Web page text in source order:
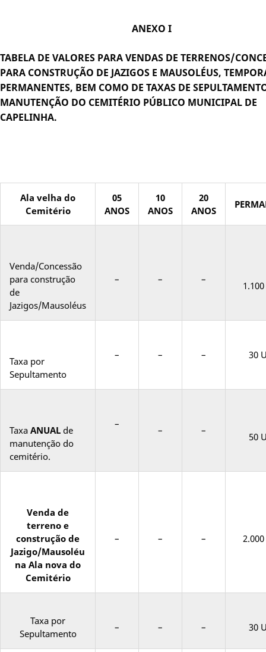
ANEXO I
TABELA DE VALORES PARA VENDAS DE TERRENOS/
PARA CONSTRUÇÃO DE JAZIGOS E MAUSOLÉUS,
PERMANENTES, BEM COMO DE TAXAS DE
MANUTENÇÃO DO CEMITÉRIO PÚBLICO MUNICIPAL DE
CAPELINHA.
Ala velha do
Cemitério
05
ANOS
10
ANOS
20
ANOS
Venda/Concessão
para construção
de
Jazigos/Mausoléus
– – –
Taxa por
Sepultamento
– – – 30
Taxa ANUAL de
manutenção do
cemitério.
–
– –
50
Venda de
terreno e
construção de
Jazigo/Mausoléu
na Ala nova do
Cemitério
– – –
Taxa por
Sepultamento
– – – 30